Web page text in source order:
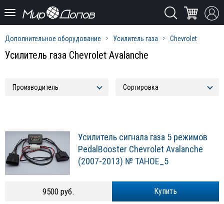
Дополнительное оборудование Усилитель газа Chevrolet
Усилитель газа Chevrolet Avalanche
Усилитель сигнала газа 5 режимов
PedalBooster Chevrolet Avalanche
(2007-2013) № TAHOE_5
Купить
9500 руб.